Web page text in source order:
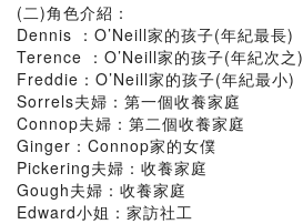
(二)角色介紹：
Dennis ：O’Neill家的孩子(年紀最長)
Terence ：O’Neill家的孩子(年紀次之)
Freddie：O’Neill家的孩子(年紀最小)
Sorrels夫婦：第一個收養家庭
Connop夫婦：第二個收養家庭
Ginger：Connop家的女僕
Pickering夫婦：收養家庭
Gough夫婦：收養家庭
Edward小姐：家訪社工